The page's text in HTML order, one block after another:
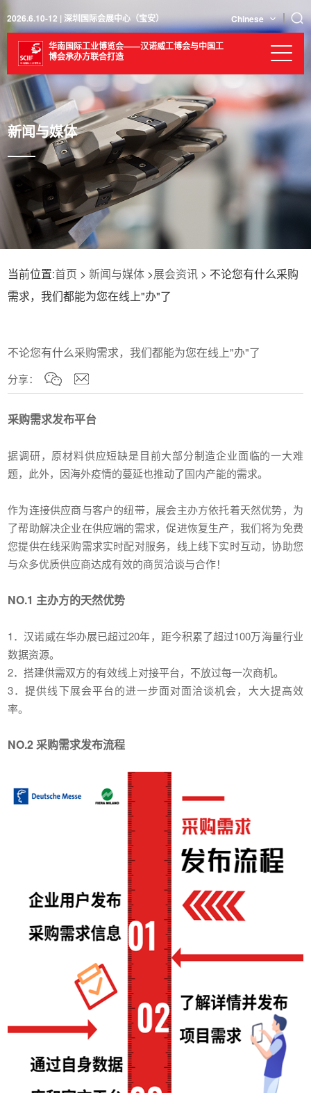
2026.6.10-12 | 深圳国际会展中心（宝安） Chinese
华南国际工业博览会——汉诺威工博会与中国工
博会承办方联合打造
新闻与媒体
当前位置:首页 >新闻与媒体 >展会资讯 > 不论您有什么采购
需求，我们都能为您在线上"办"了
不论您有什么采购需求，我们都能为您在线上"办"了
分享：
采购需求发布平台
据调研，原材料供应短缺是目前大部分制造企业面临的一大难
题，此外，因海外疫情的蔓延也推动了国内产能的需求。
作为连接供应商与客户的纽带，展会主办方依托着天然优势，为
了帮助解决企业在供应端的需求，促进恢复生产，我们将为免费
您提供在线采购需求实时配对服务，线上线下实时互动，协助您
与众多优质供应商达成有效的商贸洽谈与合作！
NO.1 主办方的天然优势
1．汉诺威在华办展已超过20年，距今积累了超过100万海量行业
数据资源。
2．搭建供需双方的有效线上对接平台，不放过每一次商机。
3．提供线下展会平台的进一步面对面洽谈机会，大大提高效
率。
NO.2 采购需求发布流程